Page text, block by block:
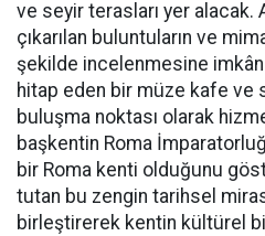
ve seyir terasları yer alacak.
çıkarılan buluntuların ve
şekilde incelenmesine
hitap eden bir müze kafe
buluşma noktası olarak
başkentin Roma
bir Roma kenti olduğunu
tutan bu zengin tarihsel
birleştirerek kentin kültürel